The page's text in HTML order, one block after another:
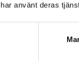
använt deras
till 6 500